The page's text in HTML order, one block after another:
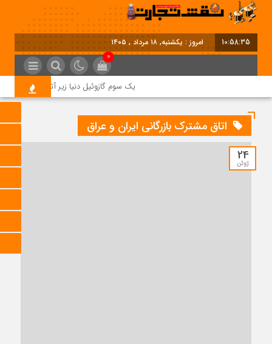
10:58:35 امروز : یکشنبه, ۱۸ مرداد , ۱۴۰۵
0
یک سوم گازوئیل دنیا زیر آتش جنگ؛
اتاق مشترک بازرگانی ایران و عراق
24
ژوئن